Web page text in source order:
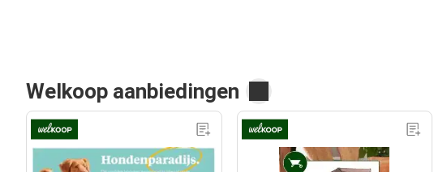
Welkoop aanbiedingen